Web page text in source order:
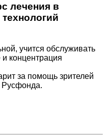
лечения в
учится обслуживать
концентрация
за помощь зрителей
Русфонда.